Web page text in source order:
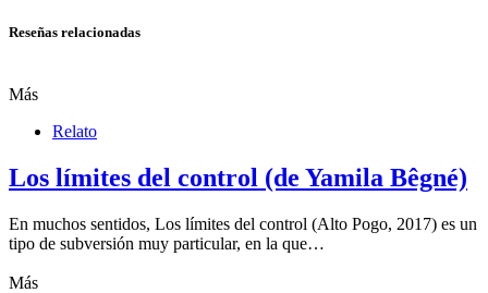
Reseñas relacionadas
Más
Relato
Los límites del control (de Yamila Bêgné)
En muchos sentidos, Los límites del control (Alto Pogo, 2017) es un
tipo de subversión muy particular, en la que…
Más